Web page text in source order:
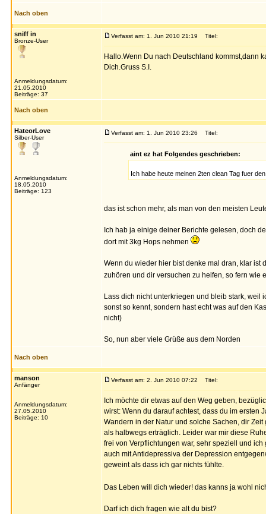
Nach oben
sniff in
Bronze-User
Anmeldungsdatum:
21.05.2010
Beiträge: 37
Verfasst am: 1. Jun 2010 21:19 Titel:
Hallo.Wenn Du nach Deutschland kommst,dann
Dich.Gruss S.I.
Nach oben
HateorLove
Silber-User
Anmeldungsdatum:
18.05.2010
Beiträge: 123
Verfasst am: 1. Jun 2010 23:26 Titel:
aint ez hat Folgendes geschrieben:
Ich habe heute meinen 2ten clean Tag fuer
das ist schon mehr, als man von den meisten
Ich hab ja einige deiner Berichte gelesen, doch
dort mit 3kg Hops nehmen
Wenn du wieder hier bist denke mal dran, klar ist
zuhören und dir versuchen zu helfen, so fern
Lass dich nicht unterkriegen und bleib stark,
sonst so kennt, sondern hast echt was auf den
nicht)
So, nun aber viele Grüße aus dem Norden
Nach oben
manson
Anfänger
Anmeldungsdatum:
27.05.2010
Beiträge: 10
Verfasst am: 2. Jun 2010 07:22 Titel:
Ich möchte dir etwas auf den Weg geben,
wirst: Wenn du darauf achtest, dass du im ersten
Wandern in der Natur und solche Sachen, dir
als halbwegs erträglich. Leider war mir diese
frei von Verpflichtungen war, sehr speziell und
auch mit Antidepressiva der Depression
geweint als dass ich gar nichts fühlte.
Das Leben will dich wieder! das kanns ja wohl
Darf ich dich fragen wie alt du bist?